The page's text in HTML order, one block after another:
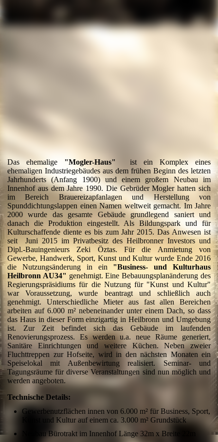
Das ehemalige "Mogler-Haus"
ist ein Komplex eines
ehemaligen Industriegebäudes aus dem frühen Beginn des letzten
Jahrhunderts (Anfang 1900) und einem großem Neubau im
Innenhof aus dem Jahre 1990. Die Gebrüder Mogler hatten sich
im Bereich Brauereizapfanlagen und Herstellung von
Spunddichtungslappen einen Namen weltweit gemacht. Im Jahre
2000 wurde das gesamte Gebäude grundlegend saniert und
danach die Produktion eingestellt. Als Bildungspark und für
Kulturschaffende diente es bis zum Jahr 2015. Das Anwesen ist
seit Juni 2015 im Privatbesitz des Heilbronner Investors und
Dipl.-Bauingenieurs Zeki Öztas. Für die Anmietung von
Gewerbe, Handwerk, Sport, Kunst und Kultur wurde Ende 2016
die Nutzungsänderung in ein "Business- und Kulturhaus
Heilbronn AU34" genehmigt. Eine Bebauungsplanänderung des
Regierungspräsidiums für die Nutzung für "Kunst und Kultur"
war Voraussetzung, wurde beantragt und schließlich auch
genehmigt. Unterschiedliche Mieter aus fast allen Bereichen
arbeiten auf 6.000 m² nebeneinander unter einem Dach, so dass
das Haus in dieser Form einzigartig in Heilbronn und Umgebung
ist. Zur Zeit befindet sich das Gebäude im laufenden
Renovierungsprozess. Es werden u.a. neue Räume generiert,
Sanitäre Einrichtungen und weitere Küchen. Neben zweier
Fluchttreppen zur Hofseite, wird in den nächsten Monaten ein
Speiselokal mit Außenbewirtung realisiert. Seminar- und
Tagungsräume für diverse Veranstaltungen sind nun möglich und
werden angeboten.
Technische Details:
Gewerbenutzflächen innen von 6.000 m² für Business, Sport,
Kunst und Kultur auf einem ca. 3.000 m² Grundstück
Neubau Bürotrakt im Innenhof Länge 32m x Breite 22m